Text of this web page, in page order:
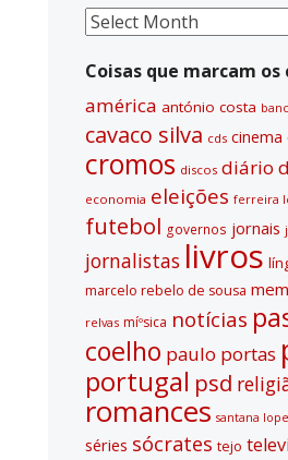
Coisas
Coisas que marcam os
américa antónio costa
cavaco silva cds cinema
cromos discos diário
economia eleições ferreira
futebol governos jornais
jornalistas livros
marcelo rebelo de sousa
relvas míºsica notí­cias
coelho paulo portas
portugal psd
romances santana
séries sócrates tejo